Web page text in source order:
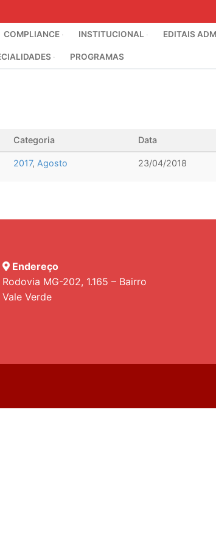
COMPLIANCE INSTITUCIONAL EDITAIS
PROGRAMAS
Categoria Data
2017, Agosto 23/04/2018
Endereço
Rodovia MG-202, 1.165 – Bairro
Vale Verde